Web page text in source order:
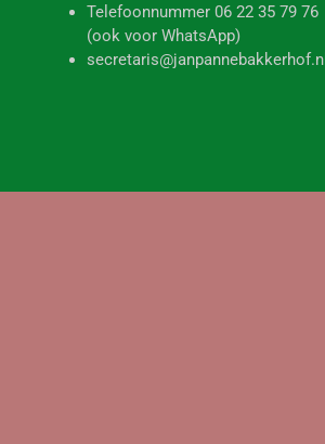
Telefoonnummer 06 22 35 79 76
(ook voor WhatsApp)
secretaris@janpannebakkerhof.nl